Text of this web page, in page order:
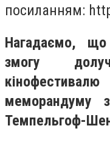
посиланням:
Нагадаємо,
змогу
меморандуму
Темпельгоф-